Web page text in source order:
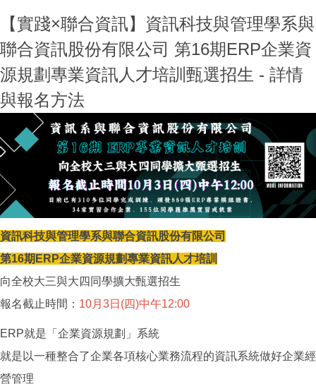
【實踐×聯合資訊】資訊科技與管理學系與
聯合資訊股份有限公司 第16期ERP企業資
源規劃專業資訊人才培訓甄選招生 - 詳情
與報名方法
資訊科技與管理學系與聯合資訊股份有限公司
第16期ERP企業資源規劃專業資訊人才培訓
向全校大三與大四同學擴大甄選招生
報名截止時間： 10月3日(四)中午12:00
ERP就是「企業資源規劃」系統
就是以一種整合了企業各項核心業務流程的資訊系統做好企業經
營管理